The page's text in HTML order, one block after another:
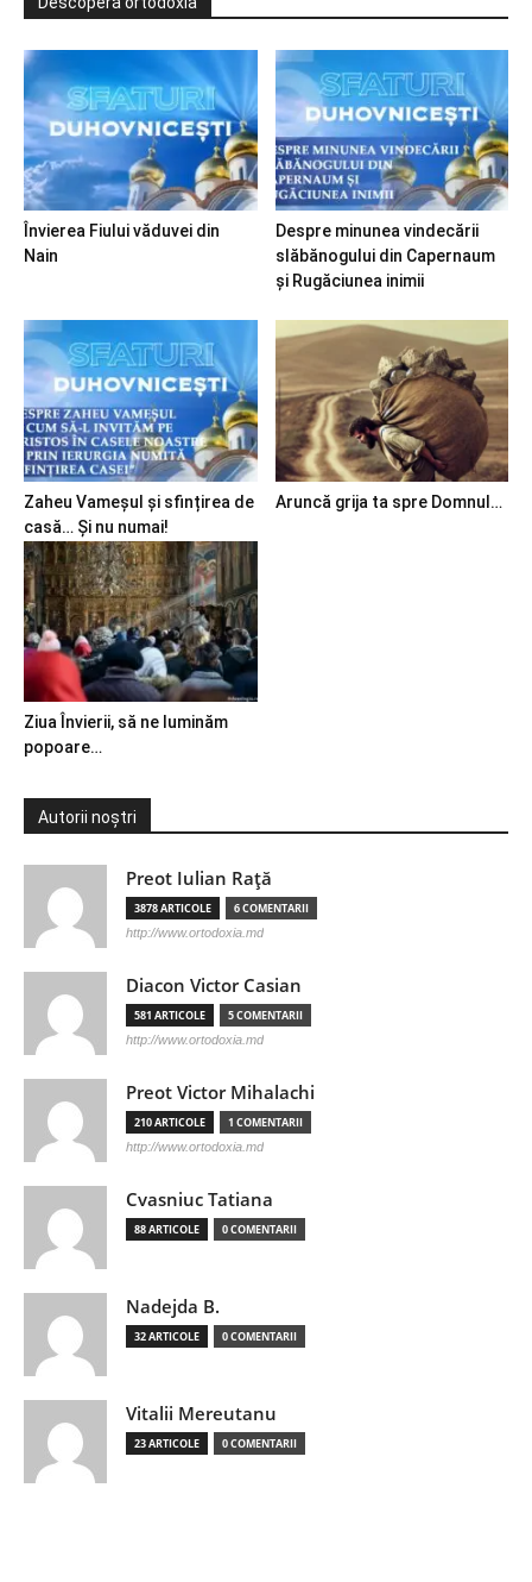
Învierea Fiului văduvei din
Nain
Despre minunea vindecării
slăbănogului din Capernaum
și Rugăciunea inimii
Zaheu Vameșul și sfințirea de
casă… Și nu numai!
Aruncă grija ta spre Domnul…
Ziua Învierii, să ne luminăm
popoare…
Autorii noștri
Preot Iulian Raţă
3878 ARTICOLE 6 COMENTARII
http://www.ortodoxia.md
Diacon Victor Casian
581 ARTICOLE 5 COMENTARII
http://www.ortodoxia.md
Preot Victor Mihalachi
210 ARTICOLE 1 COMENTARII
http://www.ortodoxia.md
Cvasniuc Tatiana
88 ARTICOLE 0 COMENTARII
Nadejda B.
32 ARTICOLE 0 COMENTARII
Vitalii Mereutanu
23 ARTICOLE 0 COMENTARII